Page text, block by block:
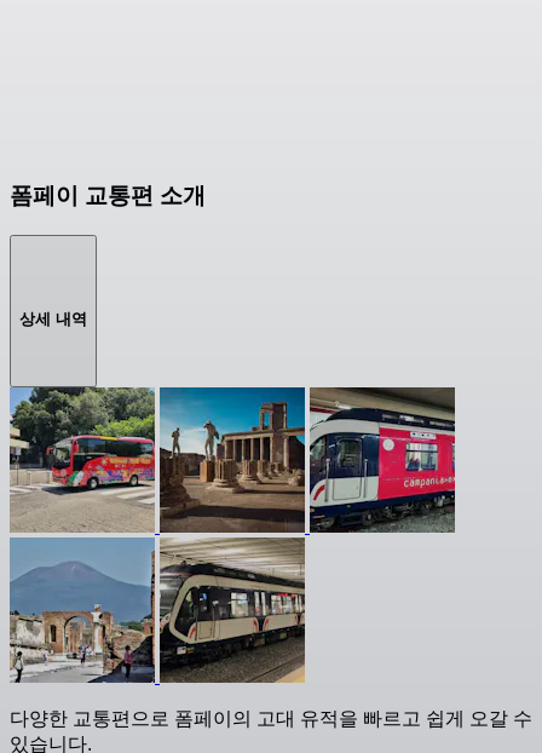
폼페이 교통편 소개
상세 내역
다양한 교통편으로 폼페이의 고대 유적을 빠르고 쉽게 오갈 수
있습니다.